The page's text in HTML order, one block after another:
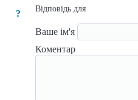
?
Відповідь для
Ваше ім'я
Коментар